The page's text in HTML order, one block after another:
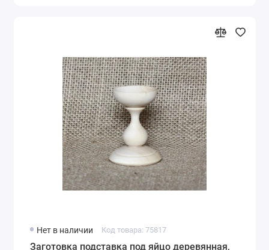
Нет в наличии Код товара: 75817
Заготовка подставка под яйцо деревянная,